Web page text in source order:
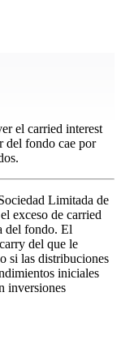
el carried interest
del fondo cae por
Limitada de
exceso de carried
del fondo. El
del que le
si las distribuciones
iniciales
inversiones